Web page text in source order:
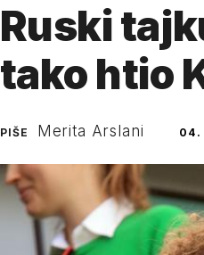
Ruski
tako htio
PIŠE Merita Arslani 04.